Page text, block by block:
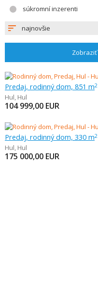
súkromní inzerenti
najnovšie
Zobraziť
Predaj, rodinný dom, 851 m2
Hul, Hul
104 999,00 EUR
Predaj, rodinný dom, 330 m2
Hul, Hul
175 000,00 EUR